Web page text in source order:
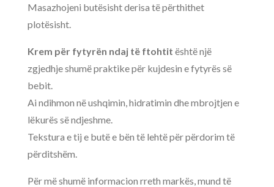
Masazhojeni butësisht derisa të përthithet
plotësisht.
Krem për fytyrën ndaj të ftohtit është një
zgjedhje shumë praktike për kujdesin e fytyrës së
bebit.
Ai ndihmon në ushqimin, hidratimin dhe mbrojtjen e
lëkurës së ndjeshme.
Tekstura e tij e butë e bën të lehtë për përdorim të
përditshëm.
Për më shumë informacion rreth markës, mund të